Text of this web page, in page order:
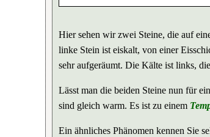
Hier sehen wir zwei Steine, die auf
linke Stein ist eiskalt, von einer
sehr aufgeräumt. Die Kälte ist links,
Lässt man die beiden Steine nun für
sind gleich warm. Es ist zu einem
Ein ähnliches Phänomen kennen Sie